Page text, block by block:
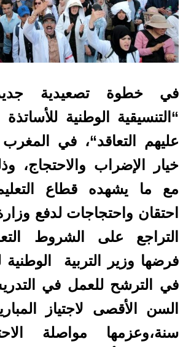
في خطوة تصعيدية
“التنسيقية الوطنية
عليهم التعاقد“، في المغرب
خيار
الإضراب والاحتجاج،
مع ما يشهده قطاع
احتقان واحتجاجات لدفع
التراجع على الشروط
فرضها وزير التربية
في الترشح للعمل في
سنة،وعزمها مواصلة